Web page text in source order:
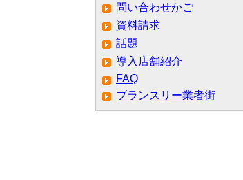
問い合わせかご
資料請求
話題
導入店舗紹介
FAQ
ブランスリー業者街